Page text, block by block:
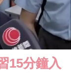
15分鐘入